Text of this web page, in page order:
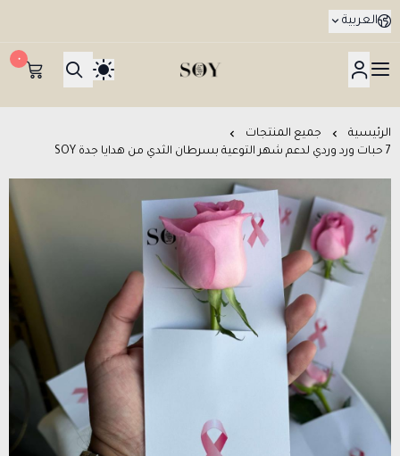
العربية
هدايا جدة SOY Gifts بتوصيل في نفس اليوم
٠
الرئيسية
جميع المنتجات
7 حبات ورد وردي لدعم شهر التوعية بسرطان الثدي من هدايا جدة SOY